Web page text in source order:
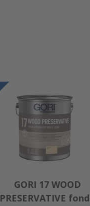
GORI 17 WOOD
PRESERVATIVE